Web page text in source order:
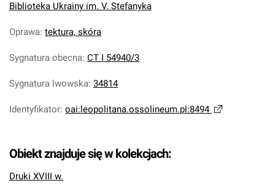
Biblioteka Ukrainy im. V. Stefanyka
Oprawa: tektura, skóra
Sygnatura obecna: CT I 54940/3
Sygnatura lwowska: 34814
Identyfikator: oai:leopolitana.ossolineum.pl:8494
Obiekt znajduje się w kolekcjach:
Druki XVIII w.